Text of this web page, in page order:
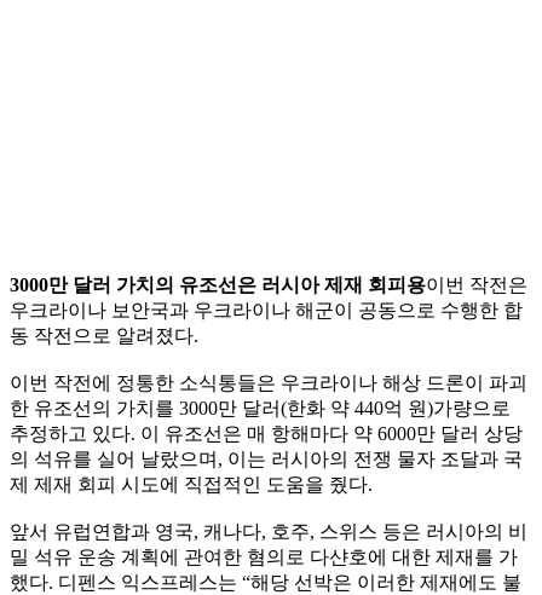
3000만 달러 가치의 유조선은 러시아 제재 회피용이번 작전은
우크라이나 보안국과 우크라이나 해군이 공동으로 수행한 합
동 작전으로 알려졌다.
이번 작전에 정통한 소식통들은 우크라이나 해상 드론이 파괴
한 유조선의 가치를 3000만 달러(한화 약 440억 원)가량으로
추정하고 있다. 이 유조선은 매 항해마다 약 6000만 달러 상당
의 석유를 실어 날랐으며, 이는 러시아의 전쟁 물자 조달과 국
제 제재 회피 시도에 직접적인 도움을 줬다.
앞서 유럽연합과 영국, 캐나다, 호주, 스위스 등은 러시아의 비
밀 석유 운송 계획에 관여한 혐의로 다샨호에 대한 제재를 가
했다. 디펜스 익스프레스는 “해당 선박은 이러한 제재에도 불